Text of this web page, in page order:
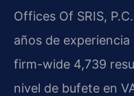
Offices Of SRIS,
años de
firm-wide 4,739
nivel de bufete en